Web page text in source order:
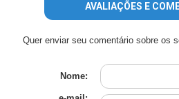
AVALIAÇÕES E
Quer enviar seu comentário sobre os
Nome: